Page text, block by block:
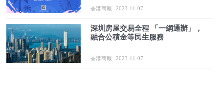
香港商報 2023-11-07
深圳房屋交易全程 「一網通辦」，
融合公積金等民生服務
香港商報 2023-11-07